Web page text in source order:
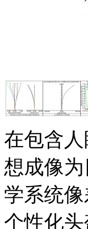
在包含
想成像
学系统
个性化